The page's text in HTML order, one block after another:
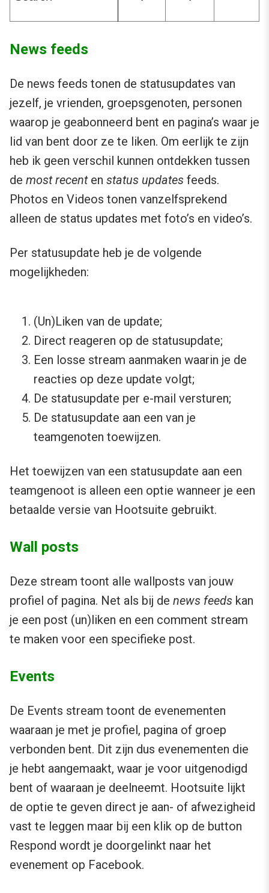
News feeds
De news feeds tonen de statusupdates van
jezelf, je vrienden, groepsgenoten, personen
waarop je geabonneerd bent en pagina’s waar je
lid van bent door ze te liken. Om eerlijk te zijn
heb ik geen verschil kunnen ontdekken tussen
de most recenten status updates feeds.
Photos en Videos tonen vanzelfsprekend
alleen de status updates met foto’s en video’s.
Per statusupdate heb je de volgende
mogelijkheden:
(Un)Liken van de update;
Direct reageren op de statusupdate;
Een losse stream aanmaken waarin je de
reacties op deze update volgt;
De statusupdate per e-mail versturen;
De statusupdate aan een van je
teamgenoten toewijzen.
Het toewijzen van een statusupdate aan een
teamgenoot is alleen een optie wanneer je een
betaalde versie van Hootsuite gebruikt.
Wall posts
Deze stream toont alle wallposts van jouw
profiel of pagina. Net als bij de news feeds kan
je een post (un)liken en een comment stream
te maken voor een specifieke post.
Events
De Events stream toont de evenementen
waaraan je met je profiel, pagina of groep
verbonden bent. Dit zijn dus evenementen die
je hebt aangemaakt, waar je voor uitgenodigd
bent of waaraan je deelneemt. Hootsuite lijkt
de optie te geven direct je aan- of afwezigheid
vast te leggen maar bij een klik op de button
Respond wordt je doorgelinkt naar het
evenement op Facebook.